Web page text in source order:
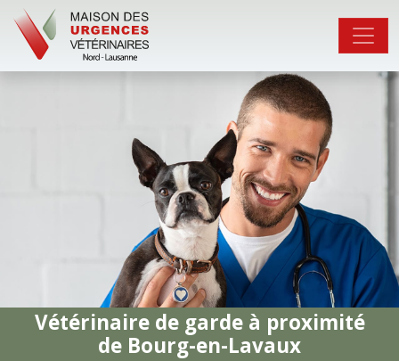
Vétérinaire de garde à proximité
de Bourg-en-Lavaux